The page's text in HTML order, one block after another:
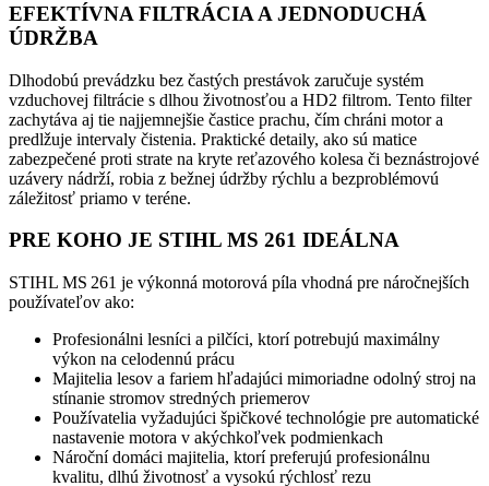
EFEKTÍVNA FILTRÁCIA A JEDNODUCHÁ
ÚDRŽBA
Dlhodobú prevádzku bez častých prestávok zaručuje systém
vzduchovej filtrácie s dlhou životnosťou a HD2 filtrom. Tento filter
zachytáva aj tie najjemnejšie častice prachu, čím chráni motor a
predlžuje intervaly čistenia. Praktické detaily, ako sú matice
zabezpečené proti strate na kryte reťazového kolesa či beznástrojové
uzávery nádrží, robia z bežnej údržby rýchlu a bezproblémovú
záležitosť priamo v teréne.
PRE KOHO JE STIHL MS 261 IDEÁLNA
STIHL MS 261 je výkonná motorová píla vhodná pre náročnejších
používateľov ako:
Profesionálni lesníci a pilčíci, ktorí potrebujú maximálny
výkon na celodennú prácu
Majitelia lesov a fariem hľadajúci mimoriadne odolný stroj na
stínanie stromov stredných priemerov
Používatelia vyžadujúci špičkové technológie pre automatické
nastavenie motora v akýchkoľvek podmienkach
Nároční domáci majitelia, ktorí preferujú profesionálnu
kvalitu, dlhú životnosť a vysokú rýchlosť rezu